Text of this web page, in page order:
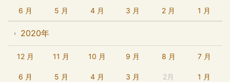
6 月 5 月 4 月 3 月 2 月 1 月
2020年
12 月 11 月 10 月 9 月 8 月 7 月
6 月 5 月 4 月 3 月 2月 1 月